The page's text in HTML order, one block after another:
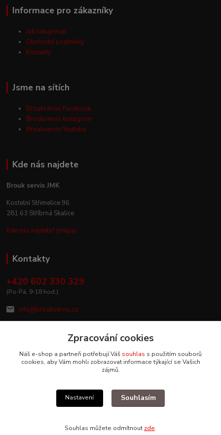
Informace pro zákazníky
Jak nakupovat
Obchodní podmínky
Kontakty
Jsme na sítích
Broukservis Facebook
Broukservis Instagram
Broukservis Youtube
Kde nás najdete
Brouk servis JMK
Kostelní Střimelice 96
281 63 Stříbrná Skalice
Kde nás najdete? (mapa)
Kontakty
+420 602 330 329
(Po-Pá, 9-18 hod.)
info@broukservis.cz
Upravit sběr cookies.
Zpracování cookies
Náš e-shop a partneři potřebují Váš souhlas s použitím souborů
cookies, aby Vám mohli zobrazovat informace týkající se Vašich
zájmů.
Nastavení Souhlasím
Souhlas můžete odmítnout zde.